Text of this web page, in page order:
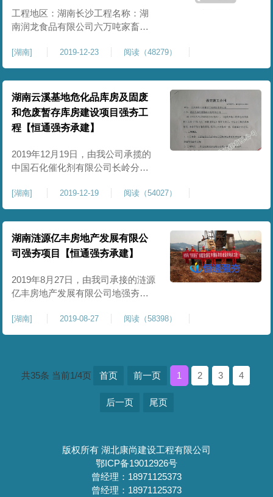
工程地区：湖南长沙工程名称：湖
南润龙食品有限公司六万吨家畜屠
位：湖南润龙食品有限公司强夯面
积：18000㎡施工内容：强夯施工项
目情况：完工合格开工时间：
2018.12
[湖南] 2019-12-23 阅读（48279）
湖南云溪基地危化品库房及固废
和危废暂存库房建设项目强夯工
程【恒通强夯承建】
2019年12月19日，由我公司承揽的
中国石化催化剂有限公司长岭分公
废暂存库房建设项目强夯工程正式
开工。该项目位于湖南省岳阳市云
溪工业园催化剂云溪基地，本次强
夯施工面积约9900平方米。根据本
工程勘察报告，场地面层为素填
土，主要为近期堆填、成分不均
匀，厚度变化较大，未完成自
[湖南] 2019-12-19 阅读（54027）
湖南涟源亿丰房地产发展有限公
司强夯项目【恒通强夯承建】
2019年8月27日，由我司承接的涟源
亿丰房地产发展有限公司地强夯基
程需要处理的地块面积约80000平方
米，本工程计划施工期为35个有效
责施工的一切安排，确保施工顺利
[湖南] 2019-08-27 阅读（58398）
共35条 当前1/4页 首页 前一页 1 2 3 4
后一页 尾页
版权所有 湖北康尚建设工程有限公司
鄂ICP备19012926号
曾经理：18971125373
曾经理：18971125373